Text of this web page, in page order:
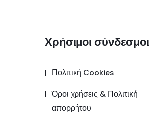
Χρήσιμοι σύνδεσμοι
Πολιτική Cookies
Όροι χρήσεις & Πολιτική
απορρήτου